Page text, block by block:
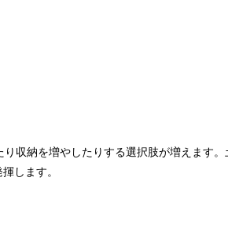
収納を増やしたりする選択肢が増えます。
します。